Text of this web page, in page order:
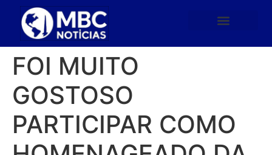
FOI MUITO
GOSTOSO
PARTICIPAR COMO